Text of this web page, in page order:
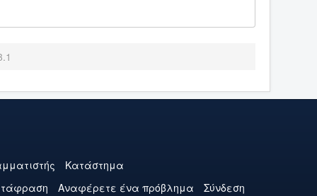
Κατάστημα
Αναφέρετε ένα πρόβλημα Σύνδεση